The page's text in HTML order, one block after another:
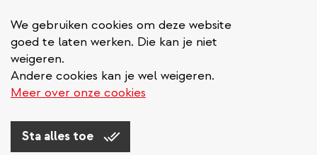
We gebruiken cookies om deze website
goed te laten werken. Die kan je niet
weigeren.
Andere cookies kan je wel weigeren.
Meer over onze cookies
Sta alles toe